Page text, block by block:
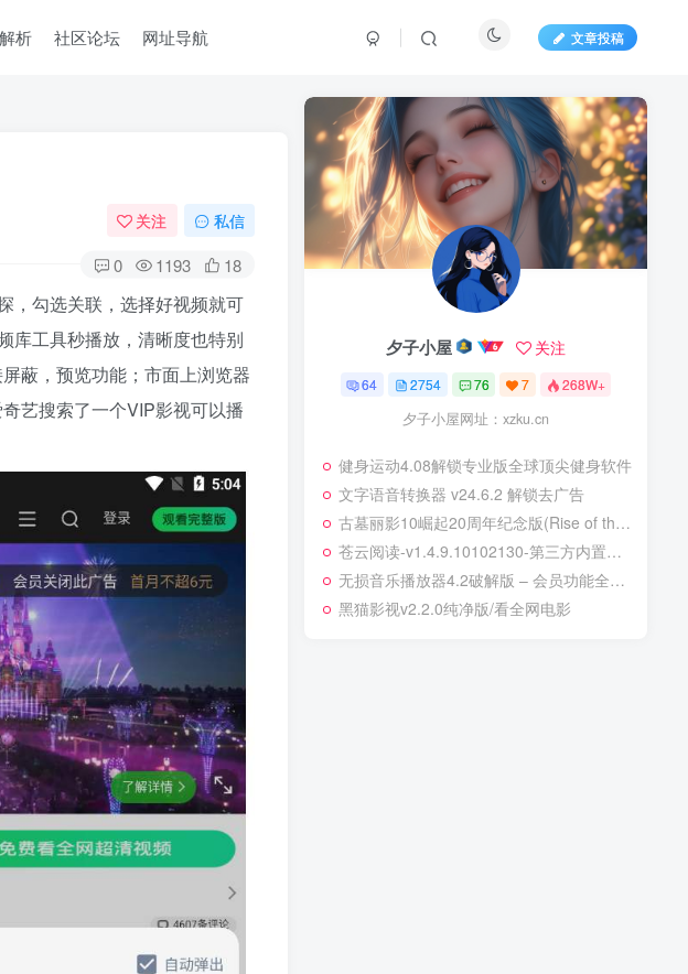
析 社区论坛 网址导航 文章投稿
关注 私信
0 1193 18
，勾选关联，选择好视频就可
库工具秒播放，清晰度也特别
蔽，预览功能；市面上浏览器
艺搜索了一个VIP影视可以播
夕子小屋 关注
64 2754 76 7 268W+
夕子小屋网址：xzku.cn
健身运动4.08解锁专业版全球顶尖健身软件
文字语音转换器 v24.6.2 解锁去广告
古墓丽影10崛起20周年纪念版(Rise of the Tomb Raider 20 Year Celebration)
苍云阅读-v1.4.9.10102130-第三方内置超多书源无广告小说APP
无损音乐播放器4.2破解版 – 会员功能全解锁！
黑猫影视v2.2.0纯净版/看全网电影